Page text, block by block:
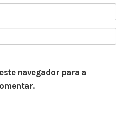
navegador para a